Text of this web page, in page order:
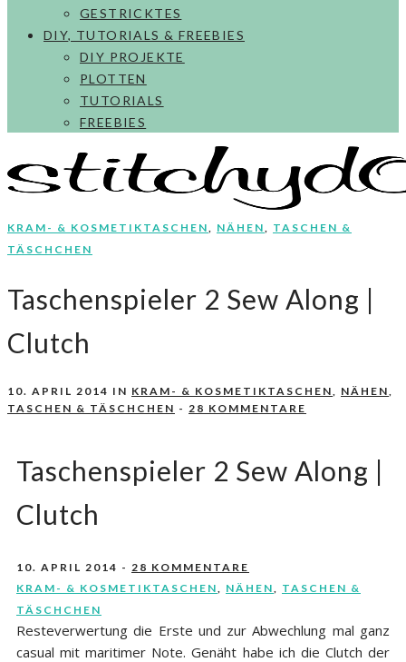
GESTRICKTES
DIY, TUTORIALS & FREEBIES
DIY PROJEKTE
PLOTTEN
TUTORIALS
FREEBIES
stitchydoo
Nähen, Häkeln, Selbermachen.
KRAM- & KOSMETIKTASCHEN, NÄHEN, TASCHEN &
TÄSCHCHEN
Taschenspieler 2 Sew Along |
Clutch
10. APRIL 2014 IN KRAM- & KOSMETIKTASCHEN, NÄHEN,
TASCHEN & TÄSCHCHEN - 28 KOMMENTARE
Taschenspieler 2 Sew Along |
Clutch
10. APRIL 2014 - 28 KOMMENTARE
KRAM- & KOSMETIKTASCHEN
NÄHEN
TASCHEN &
TÄSCHCHEN
Resteverwertung die Erste und zur Abwechlung mal ganz
casual mit maritimer Note. Genäht habe ich die Clutch der